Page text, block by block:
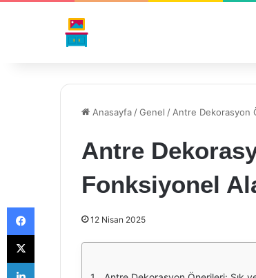
Anasayfa /Genel / Antre Dekorasyon
Antre
Fonksiyonel
12 Nisan 2025
Facebook
X
LinkedIn